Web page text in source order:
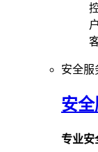
安全服
安
专业安